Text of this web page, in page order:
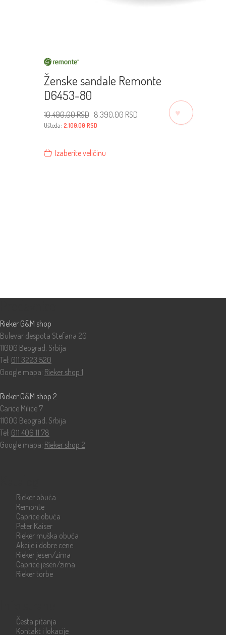
Ženske sandale Remonte
D6453-80
10.490,00RSD Originalna
cena
je
bila:
10.490,00 RSD.
8.390,00 RSD
8.390,00 RSD.
Ušteda: 2.100,00 RSD
Izaberite veličinu
Rieker G&M shop
Bulevar despota Stefana 20
11000 Beograd, Srbija
Tel: 011 3223 520
Google mapa: Rieker shop 1
Rieker G&M shop 2
Carice Milice 7
11000 Beograd, Srbija
Tel: 011 406 11 78
Google mapa: Rieker shop 2
Rieker obuća
Remonte
Caprice obuća
Peter Kaiser
Rieker muška obuća
Akcije i dobre cene
Rieker jesen/zima
Caprice jesen/zima
Rieker torbe
Česta pitanja
Kontakt i lokacije